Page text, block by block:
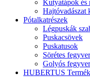
Kutyatápok és
Hajtóvadászat
Pótalkatrészek
Légpuskák
Puskacsövek
Puskatusok
Sörétes
Golyós
HUBERTUS